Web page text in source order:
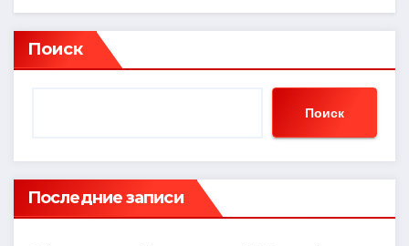
n
o
kl
ni
ki
at
s
A
er
e
a
р
в
ть
Поиск
Поиск
Последние записи